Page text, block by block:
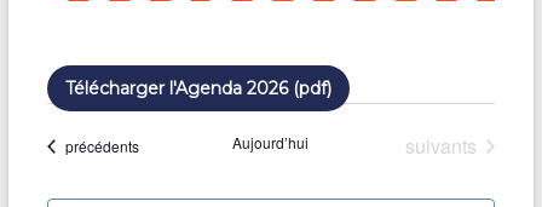
Télécharger l'Agenda 2026 (pdf)
Évènements
précédents Aujourd’hui Évènements
suivants